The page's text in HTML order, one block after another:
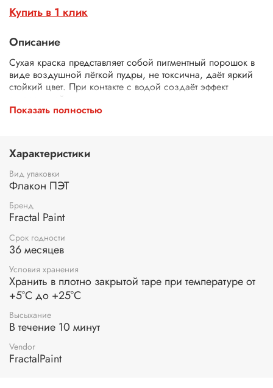
Купить в 1 клик
Описание
Сухая краска представляет собой пигментный порошок в
виде воздушной лёгкой пудры, не токсична, даёт яркий
стойкий цвет. При контакте с водой создаёт эффект
акварельной краски.
Сухая краска может применятся для окрашивания
насыщенность цвета: от мягкого пастельного оттенка до
глубокого тёмного цвета. Оттенки сухой краски прекрасно
смешиваются между собой и создают необычные новые
насыщенные цвета. Сухие краски подходят для
бумаге.
Затем нанесите сухую краску на влажную поверхность с
помощью шейкера, либо нанесите порошок на сухую
поверхность, после чего смочите водой.
Показать полностью
Характеристики
Вид упаковки
Флакон ПЭТ
Бренд
Fractal Paint
Срок годности
36 месяцев
Условия хранения
Хранить в плотно закрытой таре при температуре от
+5°С до +25°С
Высыхание
В течение 10 минут
Vendor
FractalPaint